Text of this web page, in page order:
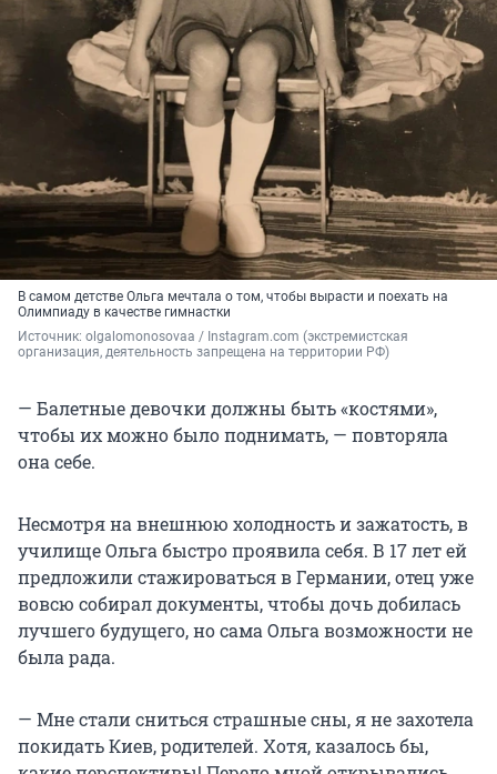
В самом детстве Ольга мечтала о том, чтобы вырасти и поехать на
Олимпиаду в качестве гимнастки
Источник: olgalomonosovaa / Instagram.com (экстремистская
организация, деятельность запрещена на территории РФ)
— Балетные девочки должны быть «костями»,
чтобы их можно было поднимать, — повторяла
она себе.
Несмотря на внешнюю холодность и зажатость, в
училище Ольга быстро проявила себя. В 17 летей
предложили стажироваться в Германии, отец уже
вовсю собирал документы, чтобы дочь добилась
лучшего будущего, но сама Ольга возможности не
была рада.
— Мне стали сниться страшные сны, я не захотела
покидать Киев, родителей. Хотя, казалось бы,